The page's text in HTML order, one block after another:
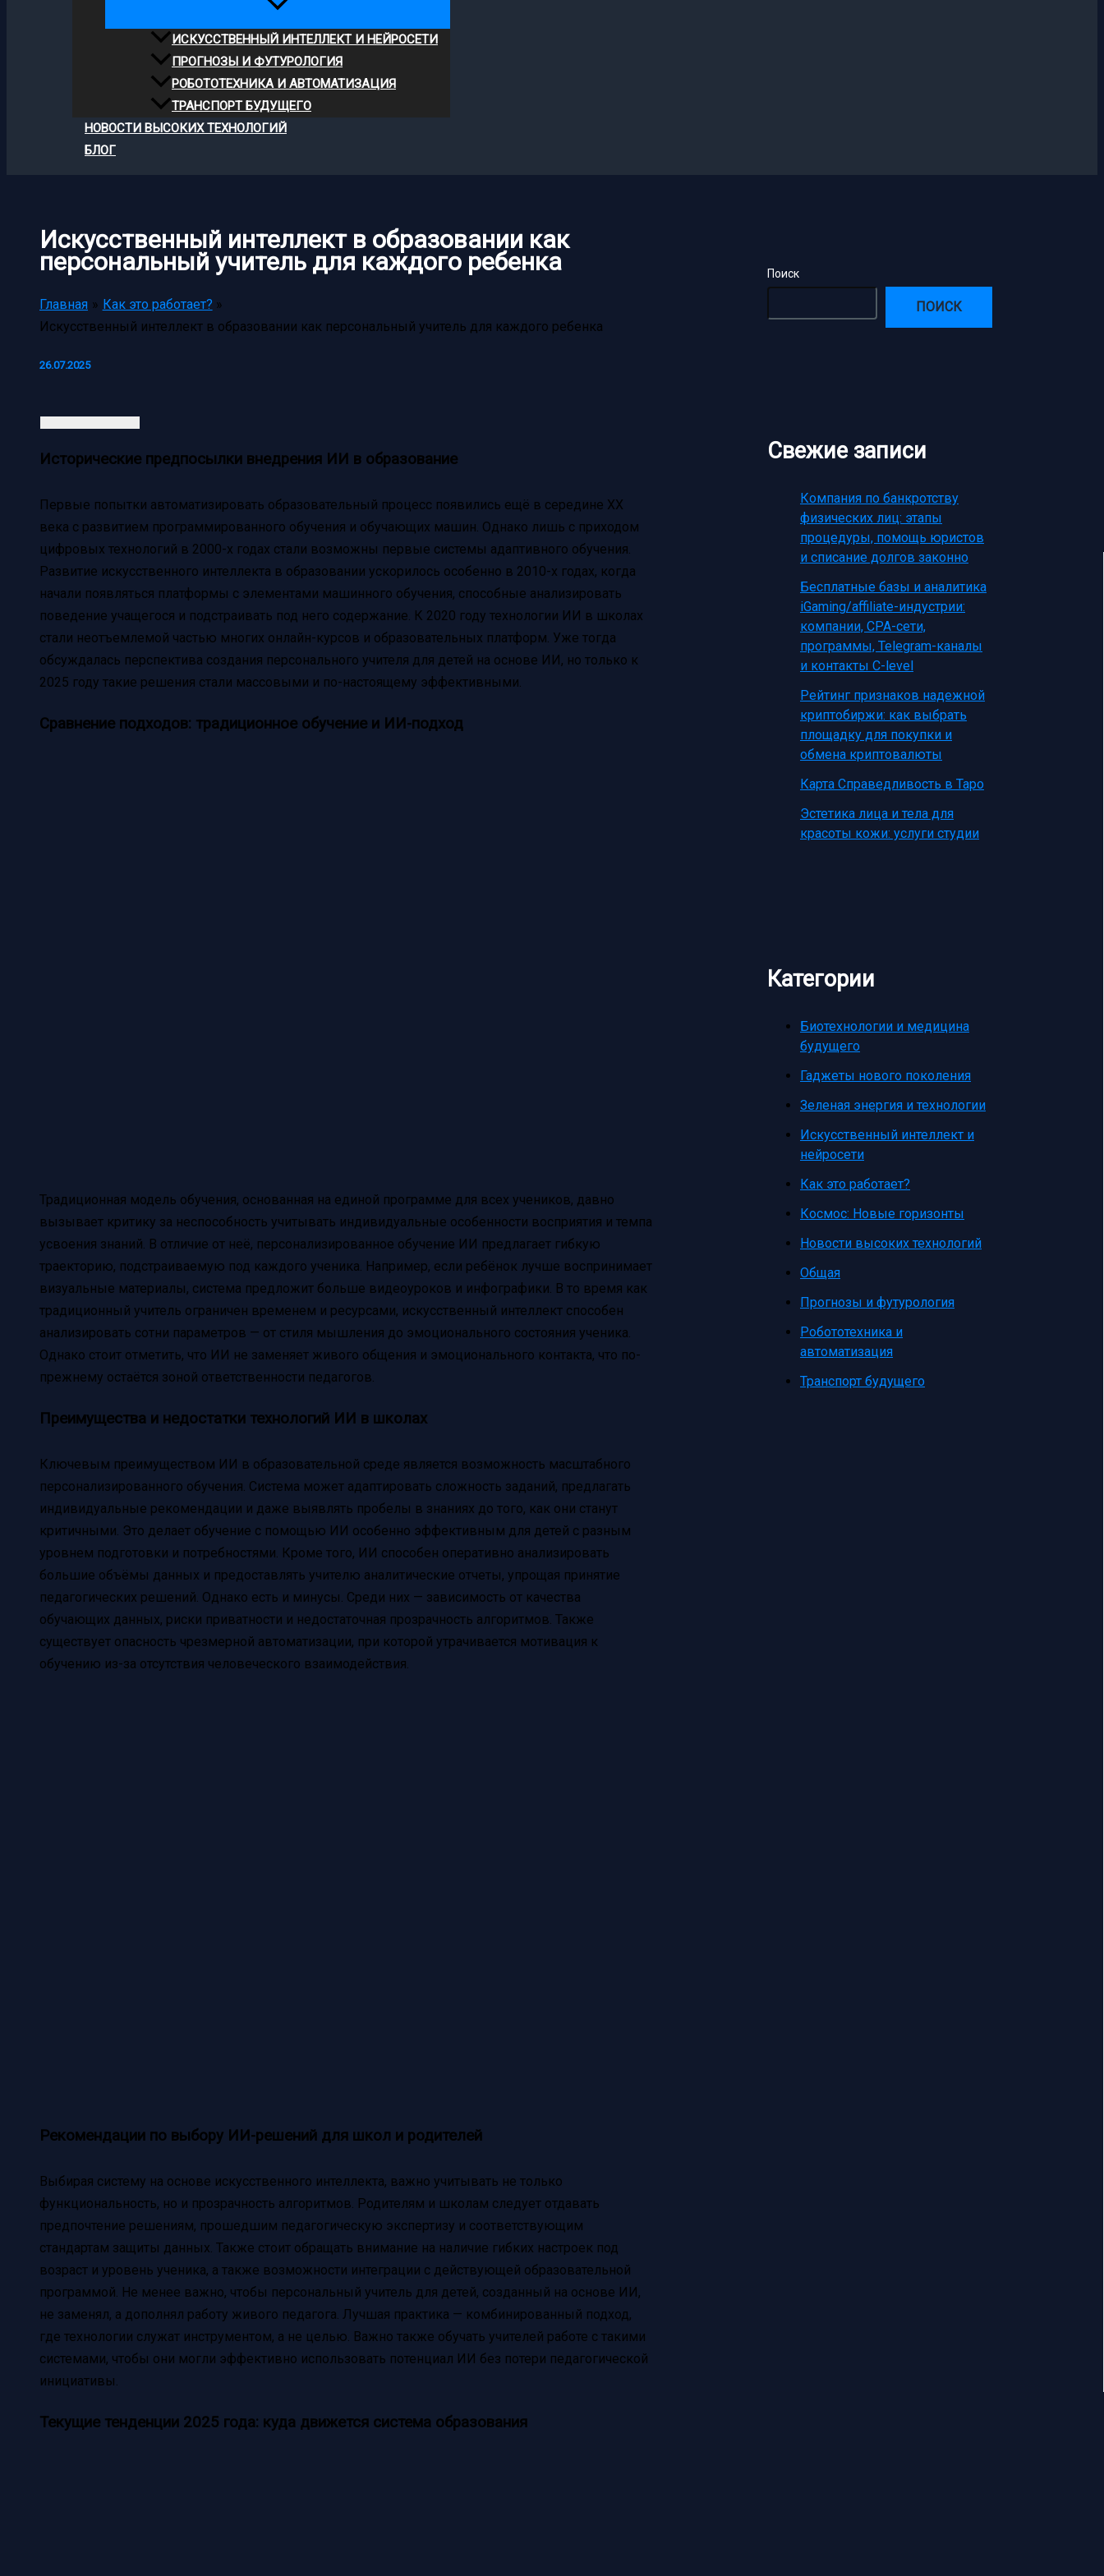
ИСКУССТВЕННЫЙ ИНТЕЛЛЕКТ И НЕЙРОСЕТИ
ПРОГНОЗЫ И ФУТУРОЛОГИЯ
РОБОТОТЕХНИКА И АВТОМАТИЗАЦИЯ
ТРАНСПОРТ БУДУЩЕГО
НОВОСТИ ВЫСОКИХ ТЕХНОЛОГИЙ
БЛОГ
Искусственный интеллект в образовании как
персональный учитель для каждого ребенка
Главная
Как это работает?
Искусственный интеллект в образовании как персональный учитель для каждого ребенка
26.07.2025
Исторические предпосылки внедрения ИИ в образование
Первые попытки автоматизировать образовательный процесс появились ещё в середине XX
века с развитием программированного обучения и обучающих машин. Однако лишь с приходом
цифровых технологий в 2000-х годах стали возможны первые системы адаптивного обучения.
Развитие искусственного интеллекта в образовании ускорилось особенно в 2010-х годах, когда
начали появляться платформы с элементами машинного обучения, способные анализировать
поведение учащегося и подстраивать под него содержание. К 2020 году технологии ИИ в школах
стали неотъемлемой частью многих онлайн-курсов и образовательных платформ. Уже тогда
обсуждалась перспектива создания персонального учителя для детей на основе ИИ, но только к
2025 году такие решения стали массовыми и по-настоящему эффективными.
Сравнение подходов: традиционное обучение и ИИ-подход
Традиционная модель обучения, основанная на единой программе для всех учеников, давно
вызывает критику за неспособность учитывать индивидуальные особенности восприятия и темпа
усвоения знаний. В отличие от неё, персонализированное обучение ИИ предлагает гибкую
траекторию, подстраиваемую под каждого ученика. Например, если ребёнок лучше воспринимает
визуальные материалы, система предложит больше видеоуроков и инфографики. В то время как
традиционный учитель ограничен временем и ресурсами, искусственный интеллект способен
анализировать сотни параметров — от стиля мышления до эмоционального состояния ученика.
Однако стоит отметить, что ИИ не заменяет живого общения и эмоционального контакта, что по-
прежнему остаётся зоной ответственности педагогов.
Преимущества и недостатки технологий ИИ в школах
Ключевым преимуществом ИИ в образовательной среде является возможность масштабного
персонализированного обучения. Система может адаптировать сложность заданий, предлагать
индивидуальные рекомендации и даже выявлять пробелы в знаниях до того, как они станут
критичными. Это делает обучение с помощью ИИ особенно эффективным для детей с разным
уровнем подготовки и потребностями. Кроме того, ИИ способен оперативно анализировать
большие объёмы данных и предоставлять учителю аналитические отчеты, упрощая принятие
педагогических решений. Однако есть и минусы. Среди них — зависимость от качества
обучающих данных, риски приватности и недостаточная прозрачность алгоритмов. Также
существует опасность чрезмерной автоматизации, при которой утрачивается мотивация к
обучению из-за отсутствия человеческого взаимодействия.
Рекомендации по выбору ИИ-решений для школ и родителей
Выбирая систему на основе искусственного интеллекта, важно учитывать не только
функциональность, но и прозрачность алгоритмов. Родителям и школам следует отдавать
предпочтение решениям, прошедшим педагогическую экспертизу и соответствующим
стандартам защиты данных. Также стоит обращать внимание на наличие гибких настроек под
возраст и уровень ученика, а также возможности интеграции с действующей образовательной
программой. Не менее важно, чтобы персональный учитель для детей, созданный на основе ИИ,
не заменял, а дополнял работу живого педагога. Лучшая практика — комбинированный подход,
где технологии служат инструментом, а не целью. Важно также обучать учителей работе с такими
системами, чтобы они могли эффективно использовать потенциал ИИ без потери педагогической
инициативы.
Текущие тенденции 2025 года: куда движется система образования
Поиск
ПОИСК
Свежие записи
Компания по банкротству
физических лиц: этапы
процедуры, помощь юристов
и списание долгов законно
Бесплатные базы и аналитика
iGaming/affiliate-индустрии:
компании, CPA-сети,
программы, Telegram-каналы
и контакты C-level
Рейтинг признаков надежной
криптобиржи: как выбрать
площадку для покупки и
обмена криптовалюты
Карта Справедливость в Таро
Эстетика лица и тела для
красоты кожи: услуги студии
Категории
Биотехнологии и медицина
будущего
Гаджеты нового поколения
Зеленая энергия и технологии
Искусственный интеллект и
нейросети
Как это работает?
Космос: Новые горизонты
Новости высоких технологий
Общая
Прогнозы и футурология
Робототехника и
автоматизация
Транспорт будущего